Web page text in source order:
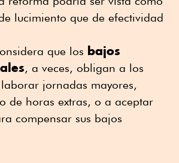
lucimiento que de efectividad
que los bajos
, a veces, obligan a los
jornadas mayores,
de horas extras, o a aceptar
compensar sus bajos